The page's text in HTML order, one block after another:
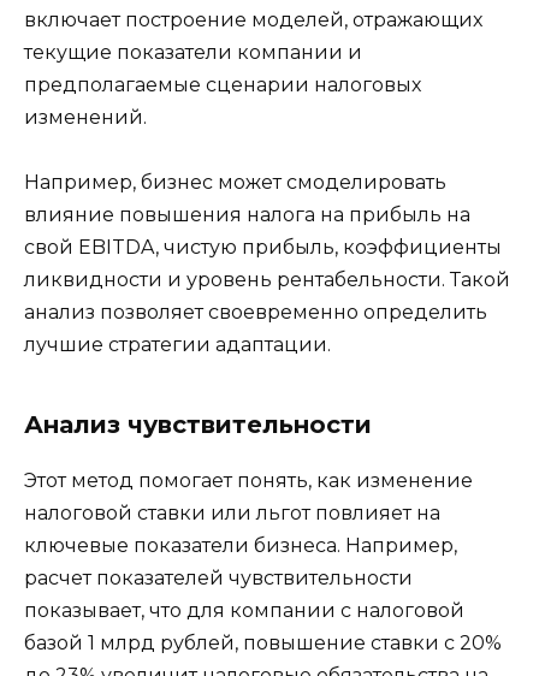
включает построение моделей, отражающих
текущие показатели компании и
предполагаемые сценарии налоговых
изменений.
Например, бизнес может смоделировать
влияние повышения налога на прибыль на
свой EBITDA, чистую прибыль, коэффициенты
ликвидности и уровень рентабельности. Такой
анализ позволяет своевременно определить
лучшие стратегии адаптации.
Анализ чувствительности
Этот метод помогает понять, как изменение
налоговой ставки или льгот повлияет на
ключевые показатели бизнеса. Например,
расчет показателей чувствительности
показывает, что для компании с налоговой
базой 1 млрд рублей, повышение ставки с 20%